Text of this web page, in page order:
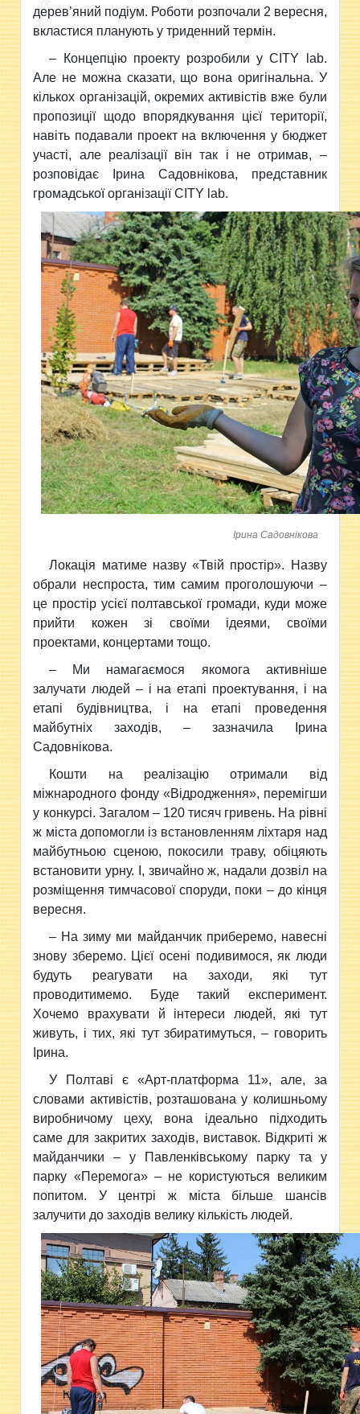
дерев’яний подіум. Роботи розпочали 2 вересня,
вкластися планують у триденний термін.
– Концепцію проекту розробили у CITY lab.
Але не можна сказати, що вона оригінальна. У
кількох організацій, окремих активістів вже були
пропозиції щодо впорядкування цієї території,
навіть подавали проект на включення у бюджет
участі, але реалізації він так і не отримав, –
розповідає Ірина Садовнікова, представник
громадської організації CITY lab.
Ірина Садовнікова
Локація матиме назву «Твій простір». Назву
обрали неспроста, тим самим проголошуючи –
це простір усієї полтавської громади, куди може
прийти кожен зі своїми ідеями, своїми
проектами, концертами тощо.
– Ми намагаємося якомога активніше
залучати людей – і на етапі проектування, і на
етапі будівництва, і на етапі проведення
майбутніх заходів, – зазначила Ірина
Садовнікова.
Кошти на реалізацію отримали від
міжнародного фонду «Відродження», перемігши
у конкурсі. Загалом – 120 тисяч гривень. На рівні
ж міста допомогли із встановленням ліхтаря над
майбутньою сценою, покосили траву, обіцяють
встановити урну. І, звичайно ж, надали дозвіл на
розміщення тимчасової споруди, поки – до кінця
вересня.
– На зиму ми майданчик приберемо, навесні
знову зберемо. Цієї осені подивимося, як люди
будуть реагувати на заходи, які тут
проводитимемо. Буде такий експеримент.
Хочемо врахувати й інтереси людей, які тут
живуть, і тих, які тут збиратимуться, – говорить
Ірина.
У Полтаві є «Арт-платформа 11», але, за
словами активістів, розташована у колишньому
виробничому цеху, вона ідеально підходить
саме для закритих заходів, виставок. Відкриті ж
майданчики – у Павленківському парку та у
парку «Перемога» – не користуються великим
попитом. У центрі ж міста більше шансів
залучити до заходів велику кількість людей.